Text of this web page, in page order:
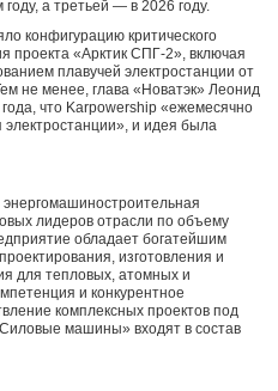
а третьей — в 2026 году.
конфигурацию критического
проекта «Арктик СПГ-2», включая
плавучей электростанции от
не менее, глава «Новатэк» Леонид
что Karpowership «ежемесячно
и идея была
энергомашиностроительная
лидеров отрасли по объему
обладает богатейшим
изготовления и
для тепловых, атомных и
и конкурентное
комплексных проектов под
машины» входят в состав